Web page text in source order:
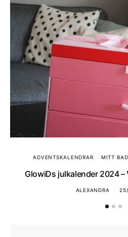
ADVENTSKALENDRAR MITT
GlowiDs julkalender 2024 –
ALEXANDRA